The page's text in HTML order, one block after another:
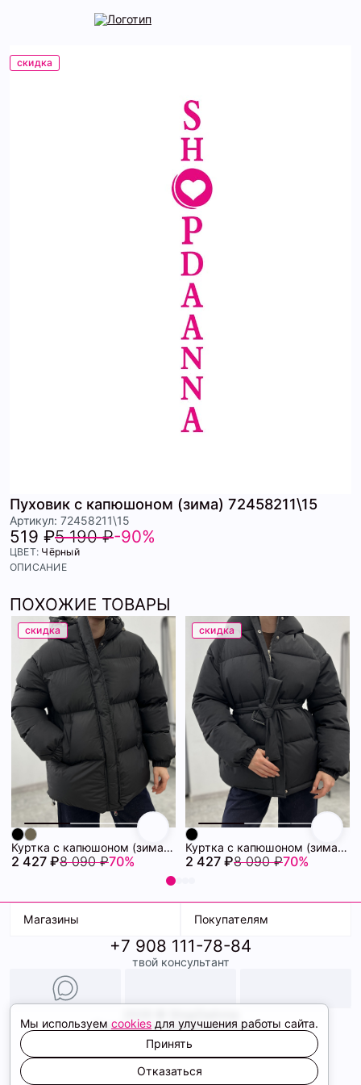
скидка
Пуховик с капюшоном (зима) 72458211\15
Артикул: 72458211\15
519 ₽5 190 ₽-90%
ЦВЕТ: Чёрный
ОПИСАНИЕ
ПОХОЖИЕ ТОВАРЫ
скидка
Куртка с капюшоном (зима) 72460880\15
2 427 ₽8 090 ₽70%
скидка
Куртка с капюшоном (зима) 72460878\15
2 427 ₽8 090 ₽70%
Магазины
ТК Терминал
ТРК Континент
Покупателям
Доставка
Условия оплаты
Образы
+7 908 111-78-84
твой консультант
Политика конфиденциальности
Соглашение cookie
Сайт создали
Мы используем cookies для улучшения работы сайта.
Принять
Отказаться